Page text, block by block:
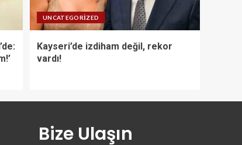
UNCATEGORIZED
Kayseri’de izdiham değil, rekor
vardı!
Bize Ulaşın